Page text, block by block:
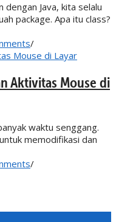
Java, kita selalu
package. Apa itu class?
/
Aktivitas Mouse di
waktu senggang.
memodifikasi dan
/